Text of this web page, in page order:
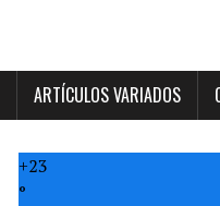
ARTÍCULOS VARIADOS
+23
°